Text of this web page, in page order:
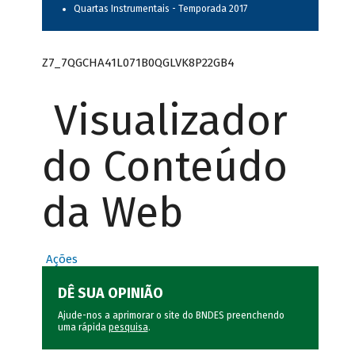
Quartas Instrumentais - Temporada 2017
Z7_7QGCHA41L071B0QGLVK8P22GB4
Visualizador
do Conteúdo
da Web
Ações
DÊ SUA OPINIÃO
Ajude-nos a aprimorar o site do BNDES preenchendo
uma rápida pesquisa.